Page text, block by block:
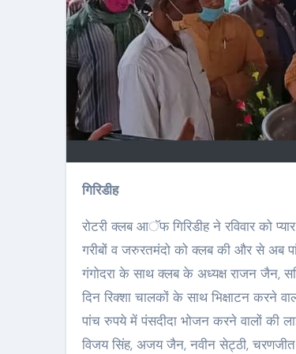
गिरिडीह
रोटरी क्लब आॅफ गिरिडीह ने रविवार को
गरीबों व जरुरतमंदो को क्लब की और से अब
गंगोदरा के साथ क्लब के अध्यक्ष राजन जैन,
दिन रिक्शा चालकों के साथ भिक्षाटन करने
पांच रुपये में पंसदीदा भोजन करने वालों की
विजय सिंह, अजय जैन, नवीन सेट्ठी, चरणजीत